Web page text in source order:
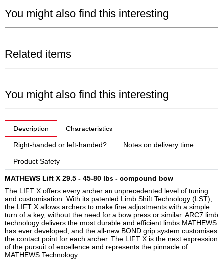
You might also find this interesting
Related items
You might also find this interesting
Description Characteristics
Right-handed or left-handed? Notes on delivery time
Product Safety
MATHEWS Lift X 29.5 - 45-80 lbs - compound bow
The LIFT X offers every archer an unprecedented level of tuning
and customisation. With its patented Limb Shift Technology (LST),
the LIFT X allows archers to make fine adjustments with a simple
turn of a key, without the need for a bow press or similar. ARC7 limb
technology delivers the most durable and efficient limbs MATHEWS
has ever developed, and the all-new BOND grip system customises
the contact point for each archer. The LIFT X is the next expression
of the pursuit of excellence and represents the pinnacle of
MATHEWS Technology.